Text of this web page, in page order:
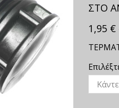
ΣΤΟ
1,95 €